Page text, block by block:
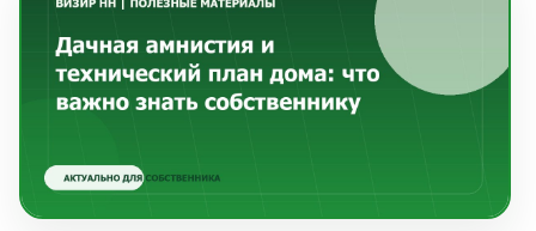
Кадастровые работы >>